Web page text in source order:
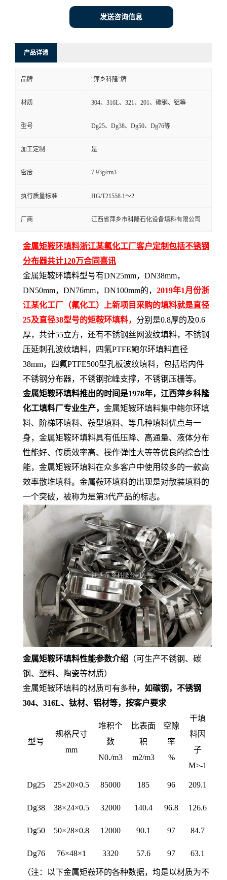
联
线
留
言
发送咨询信息
产品详请
品牌 “萍乡科隆”牌
材质 304、316L、321、201、碳钢、铝等
型号 Dg25、Dg38、Dg50、Dg76等
加工定制 是
密度 7.93g/cm3
执行质量标准 HG/T21558.1～2
厂商 江西省萍乡市科隆石化设备填料有限公司
金属矩鞍环填料浙江某氟化工厂客户定制包括不锈钢
分布器共计120万合同喜讯
金属矩鞍环填料型号有DN25mm，DN38mm，
DN50mm，DN76mm，DN100mm的， 2019年1月份浙
江某化工厂（氟化工）上新项目采购的填料就是直径
25及直径38型号的矩鞍环填料， 分别是0.8厚的及0.6
厚，共计55立方，还有不锈钢丝网波纹填料，不锈钢
压延刺孔波纹填料，四氟PTFE鲍尔环填料直径
38mm，四氟PTFE500型孔板波纹填料，包括塔内件
不锈钢分布器，不锈钢驼峰支撑，不锈钢压栅等。
金属矩鞍环填料推出的时间是1978年，江西萍乡科隆
化工填料厂专业生产， 金属矩鞍环填料集中鲍尔环填
料、阶梯环填料、鞍型填料、等几种填料优点与一
身，金属矩鞍环填料具有低压降、高通量、液体分布
性能好、传质效率高、操作弹性大等等优良的综合性
能，金属矩鞍环填料在众多客户中使用较多的一款高
效率散堆填料。金属鞍环填料的出现是对散装填料的
一个突破，被称为是第3代产品的标志。
金属矩鞍环填料性能参数介绍 （可生产不锈钢、碳
钢、塑料、陶瓷等材质）
金属矩鞍环填料的材质可有多种，如碳钢，不锈钢
304、316L、钛材、铝材等，按客户要求
型号
规格尺寸
mm
堆积个
数
N0./m3
比表面
积
m2/m3
空隙
率
%
干填
料因
子
M>-1
Dg25 25×20×0.5 85000 185 96 209.1
Dg38 38×24×0.5 32000 140.4 96.8 126.6
Dg50 50×28×0.8 12000 90.1 97 84.7
Dg76 76×48×1 3320 57.6 97 63.1
（注：以下金属矩鞍环的各种数据，均是以材质为不